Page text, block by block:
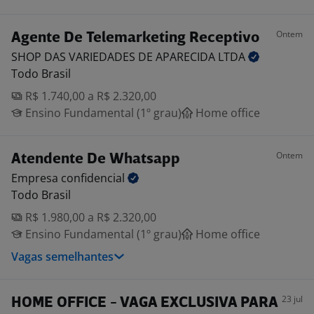
Agente De Telemarketing Receptivo Ontem
SHOP DAS VARIEDADES DE APARECIDA LTDA
Todo Brasil
R$ 1.740,00 a R$ 2.320,00
Ensino Fundamental (1º grau)
Home office
Atendente De Whatsapp Ontem
Empresa confidencial
Todo Brasil
R$ 1.980,00 a R$ 2.320,00
Ensino Fundamental (1º grau)
Home office
Vagas semelhantes
HOME OFFICE - VAGA EXCLUSIVA PARA 23 jul